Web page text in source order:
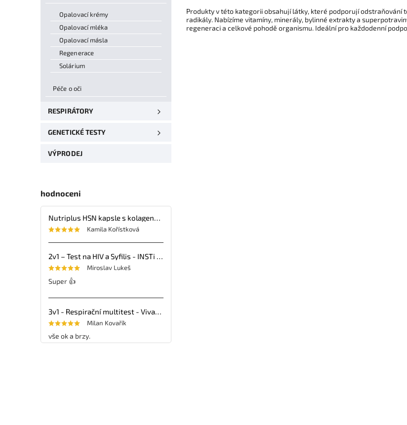
Opalovací krémy
Opalovací mléka
Opalovací másla
Regenerace
Solárium
Péče o oči
RESPIRÁTORY
GENETICKÉ TESTY
VÝPRODEJ
hodnoceni
Nutriplus HSN kapsle s kolagenem, kyselinou hyaluronovou, vitaminy a minerálními látkami – 30 tbl.
Kamila Kořístková
2v1 – Test na HIV a Syfilis - INSTi - 1ks
Miroslav Lukeš
Super 👍
3v1 - Respirační multitest - VivaDiag - 25ks
Milan Kovařík
vše ok a brzy.
Produkty v této kategorii obsahují látky, které podporují
radikály. Nabízíme vitamíny, minerály, bylinné extrakty a
regeneraci a celkové pohodě organismu. Ideální pro každodenní